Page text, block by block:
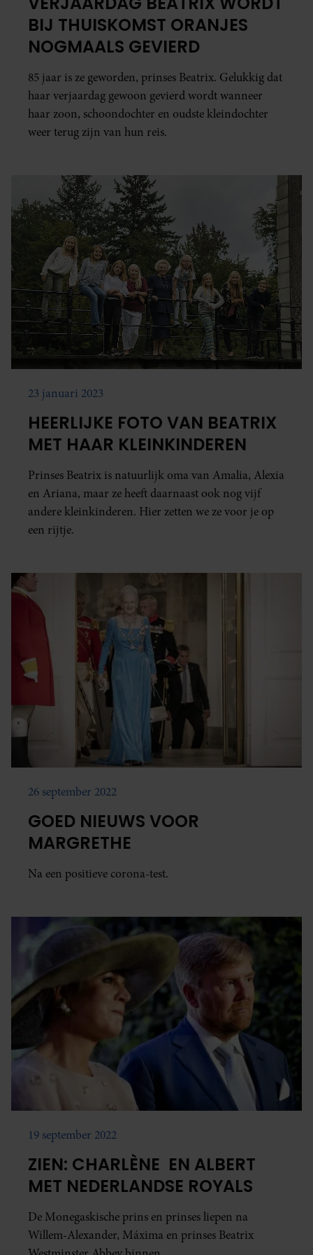
informatie over uw gebruik van onze site met onze
partners voor social media, adverteren en analyse. Deze
partners kunnen deze gegevens combineren met andere
verzameld op basis van uw gebruik van hun services. U
gaat akkoord met onze cookies als u onze website blijft
gebruiken.
BIJ THUISKOMST ORANJES
NOGMAALS GEVIERD
85 jaar is ze geworden, prinses Beatrix. Gelukkig dat
haar verjaardag gewoon gevierd wordt wanneer
haar zoon, schoondochter en oudste kleindochter
weer terug zijn van hun reis.
23 januari 2023
HEERLIJKE FOTO VAN BEATRIX
MET HAAR KLEINKINDEREN
Prinses Beatrix is natuurlijk oma van Amalia, Alexia
en Ariana, maar ze heeft daarnaast ook nog vijf
andere kleinkinderen. Hier zetten we ze voor je op
een rijtje.
26 september 2022
GOED NIEUWS VOOR
MARGRETHE
Na een positieve corona-test.
19 september 2022
ZIEN: CHARLÈNE EN ALBERT
MET NEDERLANDSE ROYALS
De Monegaskische prins en prinses liepen na
Willem-Alexander, Máxima en prinses Beatrix